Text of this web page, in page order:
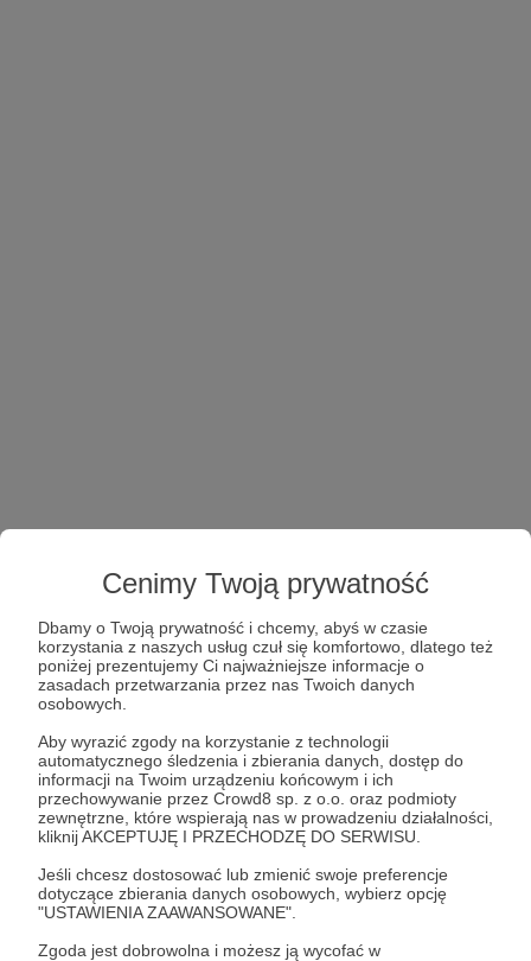
Cenimy Twoją prywatność
Dbamy o Twoją prywatność i chcemy, abyś w czasie
korzystania z naszych usług czuł się komfortowo, dlatego też
poniżej prezentujemy Ci najważniejsze informacje o
zasadach przetwarzania przez nas Twoich danych
osobowych.
Aby wyrazić zgody na korzystanie z technologii
automatycznego śledzenia i zbierania danych, dostęp do
informacji na Twoim urządzeniu końcowym i ich
przechowywanie przez Crowd8 sp. z o.o. oraz podmioty
zewnętrzne, które wspierają nas w prowadzeniu działalności,
kliknij AKCEPTUJĘ I PRZECHODZĘ DO SERWISU.
Jeśli chcesz dostosować lub zmienić swoje preferencje
dotyczące zbierania danych osobowych, wybierz opcję
"USTAWIENIA ZAAWANSOWANE".
Zgoda jest dobrowolna i możesz ją wycofać w